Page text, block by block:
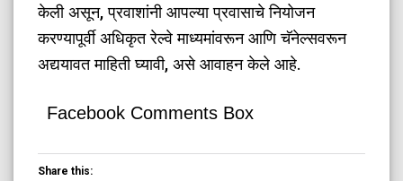
केली असून, प्रवाशांनी आपल्या प्रवासाचे नियोजन
करण्यापूर्वी अधिकृत रेल्वे माध्यमांवरून आणि चॅनेल्सवरून
अद्ययावत माहिती घ्यावी, असे आवाहन केले आहे.
Facebook Comments Box
Share this: